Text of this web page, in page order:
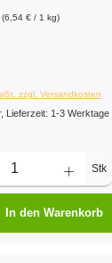
(6,54 € / 1 kg)
zzgl. Versandkosten
Lieferzeit: 1-3 Werktage
Stk
In den Warenkorb